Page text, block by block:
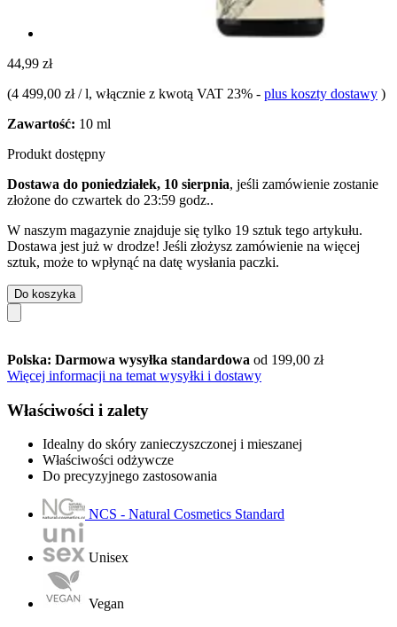
44,99 zł
(4 499,00 zł / l, włącznie z kwotą VAT 23% - plus koszty dostawy )
Zawartość: 10 ml
Produkt dostępny
Dostawa do poniedziałek, 10 sierpnia, jeśli zamówienie zostanie
złożone do czwartek do 23:59 godz..
W naszym magazynie znajduje się tylko 19 sztuk tego artykułu.
Dostawa jest już w drodze! Jeśli złożysz zamówienie na więcej
sztuk, może to wpłynąć na datę wysłania paczki.
Do koszyka
Polska: Darmowa wysyłka standardowa od 199,00 zł
Więcej informacji na temat wysyłki i dostawy
Właściwości i zalety
Idealny do skóry zanieczyszczonej i mieszanej
Właściwości odżywcze
Do precyzyjnego zastosowania
NCS - Natural Cosmetics Standard
Unisex
Vegan